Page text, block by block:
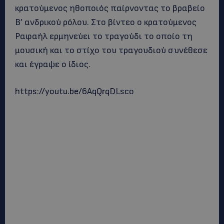
κρατούμενος ηθοποιός παίρνοντας το βραβείο
Β’ ανδρικού ρόλου. Στο βίντεο ο κρατούμενος
Ραφαήλ ερμηνεύει το τραγούδι το οποίο τη
μουσική και το στίχο του τραγουδιού συνέθεσε
και έγραψε ο ίδιος.
https://youtu.be/6AqQrqDLsco